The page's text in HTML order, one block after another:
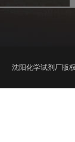
沈阳化学试剂厂版